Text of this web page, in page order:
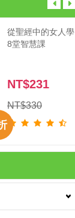
從聖經中的女人學
8堂智慧課
NT$231
NT$330